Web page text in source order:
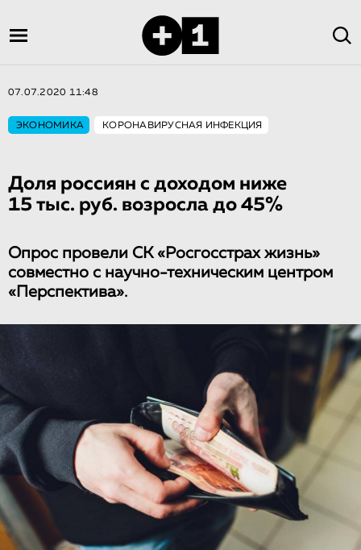
07.07.2020 11:48
ЭКОНОМИКА КОРОНАВИРУСНАЯ ИНФЕКЦИЯ
Доля россиян с доходом ниже
15 тыс. руб. возросла до 45%
Опрос провели СК «Росгосстрах жизнь»
совместно с научно-техническим центром
«Перспектива».